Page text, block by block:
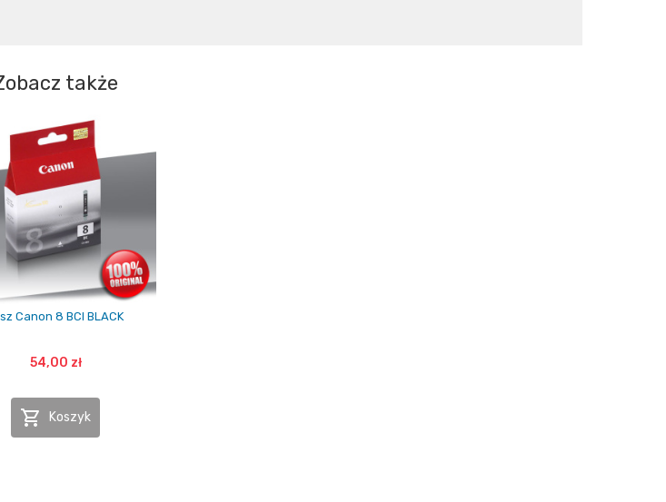
także
Canon 8 BCI BLACK
54,00 zł
 Koszyk